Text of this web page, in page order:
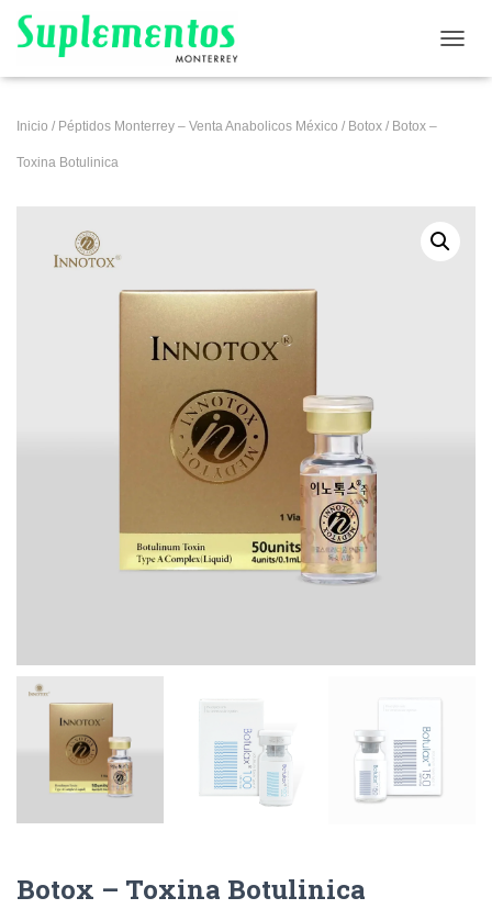
Inicio / Péptidos Monterrey – Venta Anabolicos México / Botox / Botox –
Toxina Botulinica
Botox – Toxina Botulinica